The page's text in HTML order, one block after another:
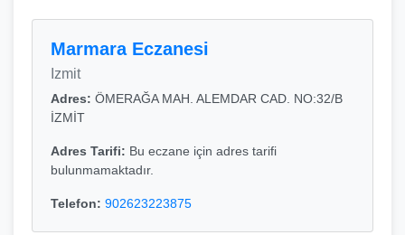
Marmara Eczanesi
Izmit
Adres: ÖMERAĞA MAH. ALEMDAR CAD. NO:32/B
İZMİT
Adres Tarifi: Bu eczane için adres tarifi
bulunmamaktadır.
Telefon: 902623223875